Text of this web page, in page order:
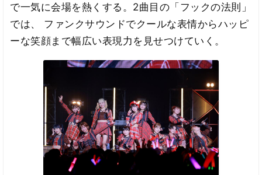
で一気に会場を熱くする。2曲目の「フックの法則」
では、 ファンクサウンドでクールな表情からハッピ
ーな笑顔まで幅広い表現力を見せつけていく。